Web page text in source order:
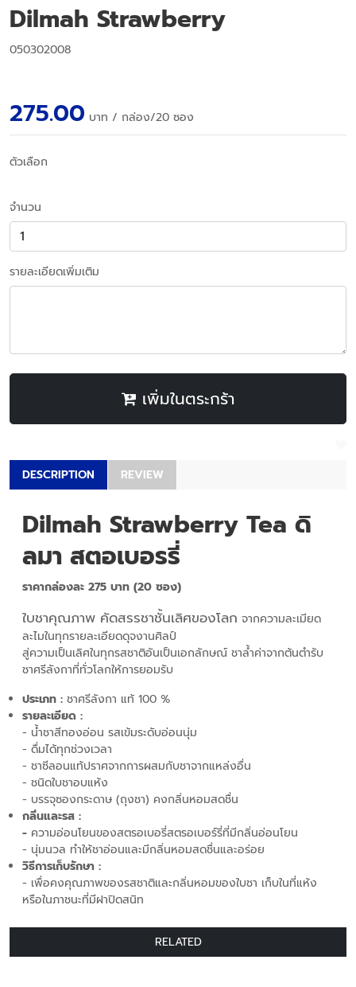
Dilmah Strawberry
050302008
275.00 บาท / กล่อง/20 ซอง
ตัวเลือก
จำนวน
รายละเอียดเพิ่มเติม
เพิ่มในตระกร้า
DESCRIPTION REVIEW
Dilmah Strawberry Tea ดิ
ลมา สตอเบอรรี่
ราคากล่องละ 275 บาท (20 ซอง)
ใบชาคุณภาพ คัดสรรชาชั้นเลิศของโลก จากความละเมียด
ละไมในทุกรายละเอียดดุจงานศิลป์
สู่ความเป็นเลิศในทุกรสชาติอันเป็นเอกลักษณ์ ชาล้ำค่าจากต้นตำรับ
ชาศรีลังกาที่ทั่วโลกให้การยอมรับ
ประเภท : ชาศรีลังกา แท้ 100 %
รายละเอียด :
- น้ำชาสีทองอ่อน รสเข้มระดับอ่อนนุ่ม
- ดื่มได้ทุกช่วงเวลา
- ชาซีลอนแท้ปราศจากการผสมกับชาจากแหล่งอื่น
- ชนิดใบชาอบแห้ง
- บรรจุซองกระดาษ (ถุงชา) คงกลิ่นหอมสดชื่น
กลิ่นและรส :
- ความอ่อนโยนของสตรอเบอรี่สตรอเบอร์รี่ที่มีกลิ่นอ่อนโยน
- นุ่มนวล ทำให้ชาอ่อนและมีกลิ่นหอมสดชื่นและอร่อย
วิธีการเก็บรักษา :
- เพื่อคงคุณภาพของรสชาติและกลิ่นหอมของใบชา เก็บในที่แห้ง
หรือในภาชนะที่มีฝาปิดสนิท
RELATED